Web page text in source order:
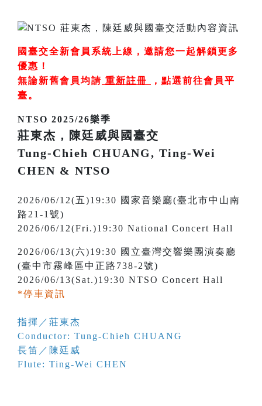
國臺交全新會員系統上線，邀請您一起解鎖更多
優惠！
無論新舊會員均請 重新註冊 ， 點選前往會員平
臺。
NTSO 2025/26樂季
莊東杰，陳廷威與國臺交
Tung-Chieh CHUANG, Ting-Wei
CHEN & NTSO
2026/06/12(五)19:30 國家音樂廳(臺北市中山南
路21-1號)
2026/06/12(Fri.)19:30 National Concert Hall
2026/06/13(六)19:30 國立臺灣交響樂團演奏廳
(臺中市霧峰區中正路738-2號)
2026/06/13(Sat.)19:30 NTSO Concert Hall
*停車資訊
指揮／莊東杰
Conductor: Tung-Chieh CHUANG
長笛／陳廷威
Flute: Ting-Wei CHEN